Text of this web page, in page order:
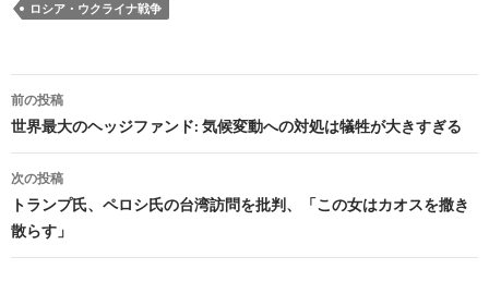
ロシア・ウクライナ戦争
投
稿
ナ
ビ
ゲ
前の投稿
世界最大のヘッジファンド: 気候変動への対処は犠牲が大きすぎる
次の投稿
トランプ氏、ペロシ氏の台湾訪問を批判、「この女はカオスを撒き
散らす」